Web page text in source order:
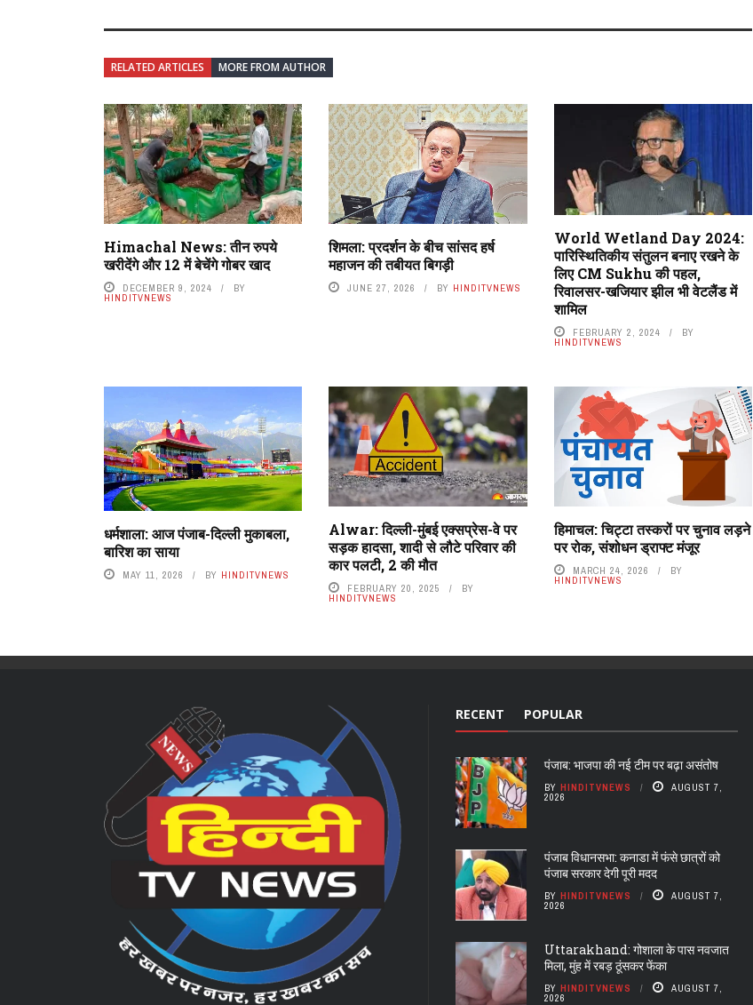
RELATED ARTICLES MORE FROM AUTHOR
Himachal News: तीन रुपये
खरीदेंगे और 12 में बेचेंगे गोबर खाद
DECEMBER 9, 2024 BY
HINDITVNEWS
शिमला: प्रदर्शन के बीच सांसद हर्ष
महाजन की तबीयत बिगड़ी
JUNE 27, 2026 BY HINDITVNEWS
World Wetland Day 2024:
पारिस्थितिकीय संतुलन बनाए रखने के‍
लिए CM Sukhu की पहल,
रिवालसर-खजियार झील भी वेटलैंड में
शामिल
FEBRUARY 2, 2024 BY
HINDITVNEWS
धर्मशाला: आज पंजाब-दिल्ली मुकाबला,
बारिश का साया
MAY 11, 2026 BY HINDITVNEWS
Alwar: दिल्ली-मुंबई एक्सप्रेस-वे पर
सड़क हादसा, शादी से लौटे परिवार की
कार पलटी, 2 की मौत
FEBRUARY 20, 2025 BY
HINDITVNEWS
हिमाचल: चिट्टा तस्करों पर चुनाव लड़ने
पर रोक, संशोधन ड्राफ्ट मंजूर
MARCH 24, 2026 BY
HINDITVNEWS
RECENT POPULAR
पंजाब: भाजपा की नई टीम पर बढ़ा असंतोष
BY HINDITVNEWS AUGUST 7,
2026
पंजाब विधानसभा: कनाडा में फंसे छात्रों को
पंजाब सरकार देगी पूरी मदद
BY HINDITVNEWS AUGUST 7,
2026
Uttarakhand: गोशाला के पास नवजात
मिला, मुंह में रबड़ ठूंसकर फेंका
BY HINDITVNEWS AUGUST 7,
2026